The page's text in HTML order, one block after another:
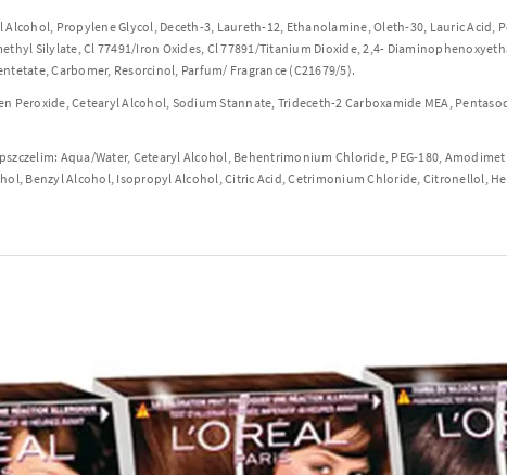
Alcohol, Propylene Glycol, Deceth-3, Laureth-12, Ethanolamine, Oleth-30, Lauric
Silylate, Cl 77491/Iron Oxides, Cl 77891/Titanium Dioxide, 2,4-
Carbomer, Resorcinol, Parfum/ Fragrance (C21679/5).
Peroxide, Cetearyl Alcohol, Sodium Stannate, Trideceth-2 Carboxamide MEA,
Aqua/Water, Cetearyl Alcohol, Behentrimonium Chloride, PEG-180,
Benzyl Alcohol, Isopropyl Alcohol, Citric Acid, Cetrimonium Chloride, Citronellol,